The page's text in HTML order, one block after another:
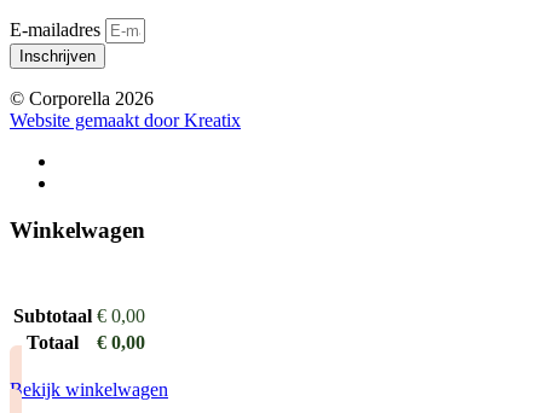
E-mailadres
Inschrijven
© Corporella 2026
Website gemaakt door Kreatix
Winkelwagen
Subtotaal € 0,00
Totaal
€ 0,00
Bekijk winkelwagen